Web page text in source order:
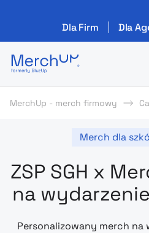
Dla Firm Dla
Odzież reklamowa z
MerchUp - merch firmowy
Merch dla
ZSP SGH x
na
Personalizowany merch